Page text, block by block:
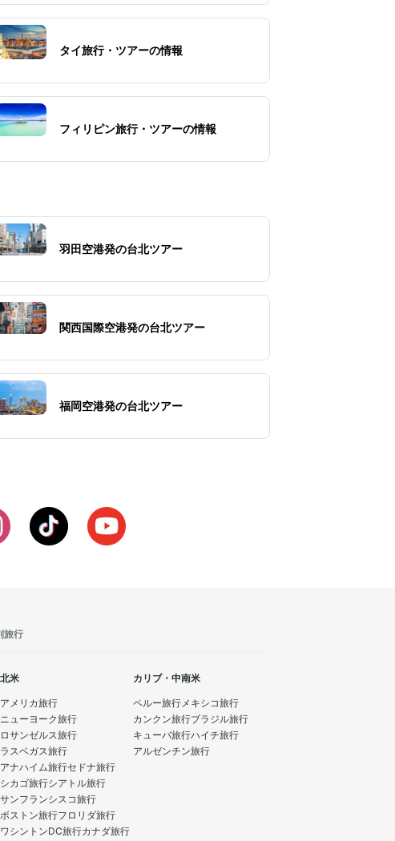
タイ旅行・ツアーの情報
フィリピン旅行・ツアーの情報
羽田空港発の台北ツアー
関西国際空港発の台北ツアー
福岡空港発の台北ツアー
旅行
北米
アメリカ旅行
ニューヨーク旅行
ロサンゼルス旅行
ラスベガス旅行
アナハイム旅行セドナ旅行
シカゴ旅行シアトル旅行
サンフランシスコ旅行
ボストン旅行フロリダ旅行
ワシントンDC旅行カナダ旅行
カリブ・中南米
ペルー旅行メキシコ旅行
カンクン旅行ブラジル旅行
キューバ旅行ハイチ旅行
アルゼンチン旅行